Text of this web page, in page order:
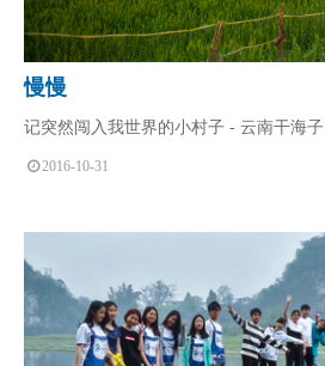
慢慢
记突然闯入我世界的小村子 - 云南干海子
2016-10-31